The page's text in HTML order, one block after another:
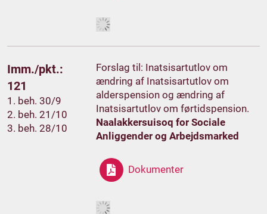
Imm./pkt.:
121
1. beh. 30/9
2. beh. 21/10
3. beh. 28/10
Forslag til: Inatsisartutlov om
ændring af Inatsisartutlov om
alderspension og ændring af
Inatsisartutlov om førtidspension.
Naalakkersuisoq for Sociale
Anliggender og Arbejdsmarked
Dokumenter